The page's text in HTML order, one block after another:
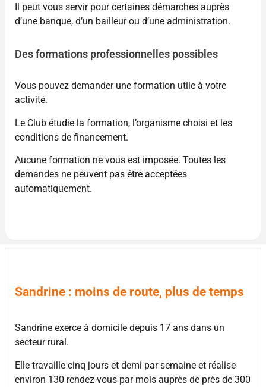
Il peut vous servir pour certaines démarches auprès
d’une banque, d’un bailleur ou d’une administration.
Des formations professionnelles possibles
Vous pouvez demander une formation utile à votre
activité.
Le Club étudie la formation, l’organisme choisi et les
conditions de financement.
Aucune formation ne vous est imposée. Toutes les
demandes ne peuvent pas être acceptées
automatiquement.
Sandrine : moins de route, plus de temps
Sandrine exerce à domicile depuis 17 ans dans un
secteur rural.
Elle travaille cinq jours et demi par semaine et réalise
environ 130 rendez-vous par mois auprès de près de 300